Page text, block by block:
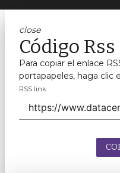
close
Código Rss
Para copiar el enlace
portapapeles, haga clic
RSS link